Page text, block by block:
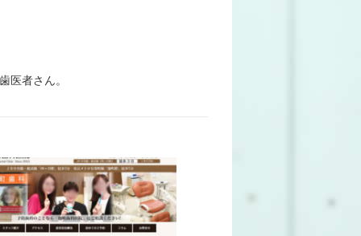
医者さん。